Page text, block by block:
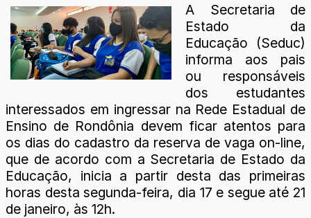
A Secretaria de
Estado da
Educação (Seduc)
informa aos pais
ou responsáveis
dos estudantes
interessados em ingressar na Rede Estadual de
Ensino de Rondônia devem ficar atentos para
os dias do cadastro da reserva de vaga on-line,
que de acordo com a Secretaria de Estado da
Educação, inicia a partir desta das primeiras
horas desta segunda-feira, dia 17 e segue até 21
de janeiro, às 12h.